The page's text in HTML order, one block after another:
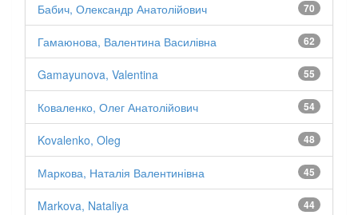
70
Бабич, Олександр Анатолійович
62
Гамаюнова, Валентина Василівна
55
Gamayunova, Valentina
54
Коваленко, Олег Анатолійович
48
Kovalenko, Oleg
45
Маркова, Наталія Валентинівна
44
Markova, Nataliya